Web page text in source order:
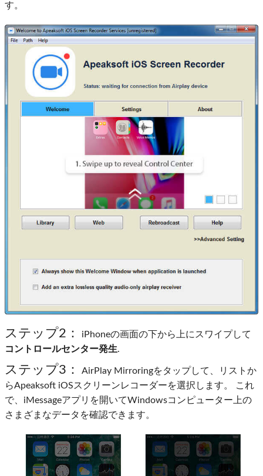
す。
ステップ2：
iPhoneの画面の下から上にスワイプして
コントロールセンター発生.
ステップ3：
AirPlay Mirroringをタップして、リストか
らApeaksoft iOSスクリーンレコーダーを選択します。 これ
で、iMessageアプリを開いてWindowsコンピューター上の
さまざまなデータを確認できます。